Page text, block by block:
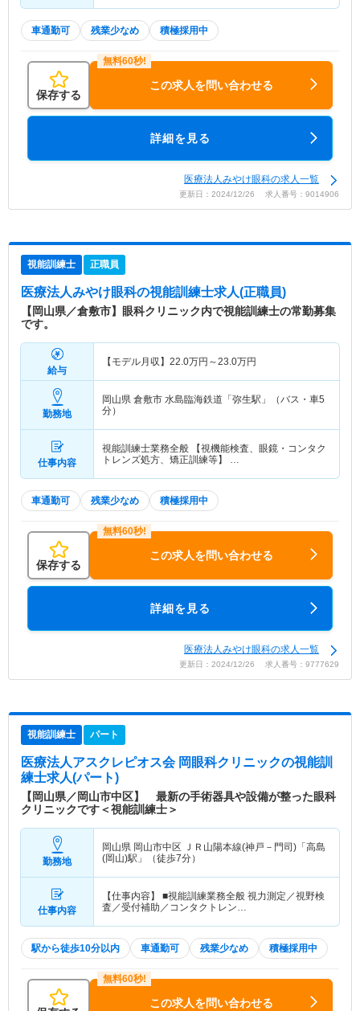
車通勤可 残業少なめ 積極採用中
保存する
この求人を問い合わせる
詳細を見る
医療法人みやけ眼科の求人一覧
更新日：2024/12/26 求人番号：9014906
視能訓練士 正職員
医療法人みやけ眼科の視能訓練士求人(正職員)
【岡山県／倉敷市】眼科クリニック内で視能訓練士の常勤募集
です。
給与
【モデル月収】 22.0万円～23.0万円
勤務地
岡山県 倉敷市 水島臨海鉄道「弥生駅」（バス・車5
分）
仕事内容
視能訓練士業務全般 【視機能検査、眼鏡・コンタク
トレンズ処方、矯正訓練等】 …
車通勤可 残業少なめ 積極採用中
保存する
この求人を問い合わせる
詳細を見る
医療法人みやけ眼科の求人一覧
更新日：2024/12/26 求人番号：9777629
視能訓練士 パート
医療法人アスクレピオス会 岡眼科クリニックの視能訓
練士求人(パート)
【岡山県／岡山市中区】 最新の手術器具や設備が整った眼科
クリニックです＜視能訓練士＞
勤務地
岡山県 岡山市中区 ＪＲ山陽本線(神戸－門司)「高島
(岡山)駅」（徒歩7分）
仕事内容
【仕事内容】 ■視能訓練業務全般 視力測定／視野検
査／受付補助／コンタクトレン…
駅から徒歩10分以内 車通勤可 残業少なめ 積極採用中
この求人を問い合わせる